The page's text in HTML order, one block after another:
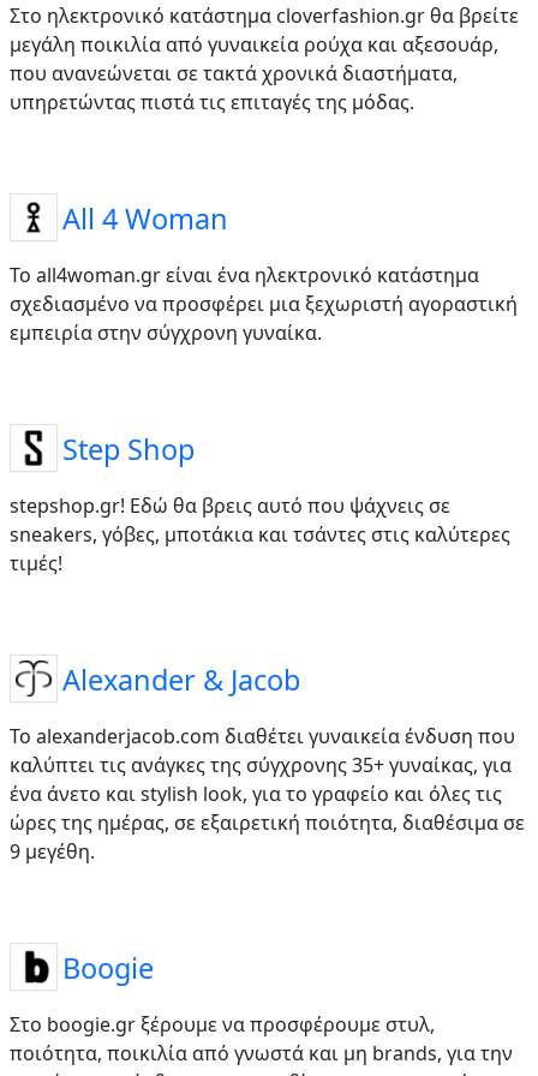
Στο ηλεκτρονικό κατάστημα cloverfashion.gr θα βρείτε
μεγάλη ποικιλία από γυναικεία ρούχα και αξεσουάρ,
που ανανεώνεται σε τακτά χρονικά διαστήματα,
υπηρετώντας πιστά τις επιταγές της μόδας.
All 4 Woman
Το all4woman.gr είναι ένα ηλεκτρονικό κατάστημα
σχεδιασμένο να προσφέρει μια ξεχωριστή αγοραστική
εμπειρία στην σύγχρονη γυναίκα.
Step Shop
stepshop.gr! Εδώ θα βρεις αυτό που ψάχνεις σε
sneakers, γόβες, μποτάκια και τσάντες στις καλύτερες
τιμές!
Alexander & Jacob
Το alexanderjacob.com διαθέτει γυναικεία ένδυση που
καλύπτει τις ανάγκες της σύγχρονης 35+ γυναίκας, για
ένα άνετο και stylish look, για το γραφείο και όλες τις
ώρες της ημέρας, σε εξαιρετική ποιότητα, διαθέσιμα σε
9 μεγέθη.
Boogie
Στο boogie.gr ξέρουμε να προσφέρουμε στυλ,
ποιότητα, ποικιλία από γνωστά και μη brands, για την